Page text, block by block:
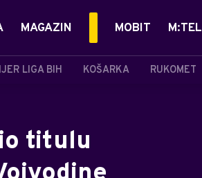
LIGA BIH KOŠARKA RUKOMET
MAGAZIN MOBIT M:TEL
titulu